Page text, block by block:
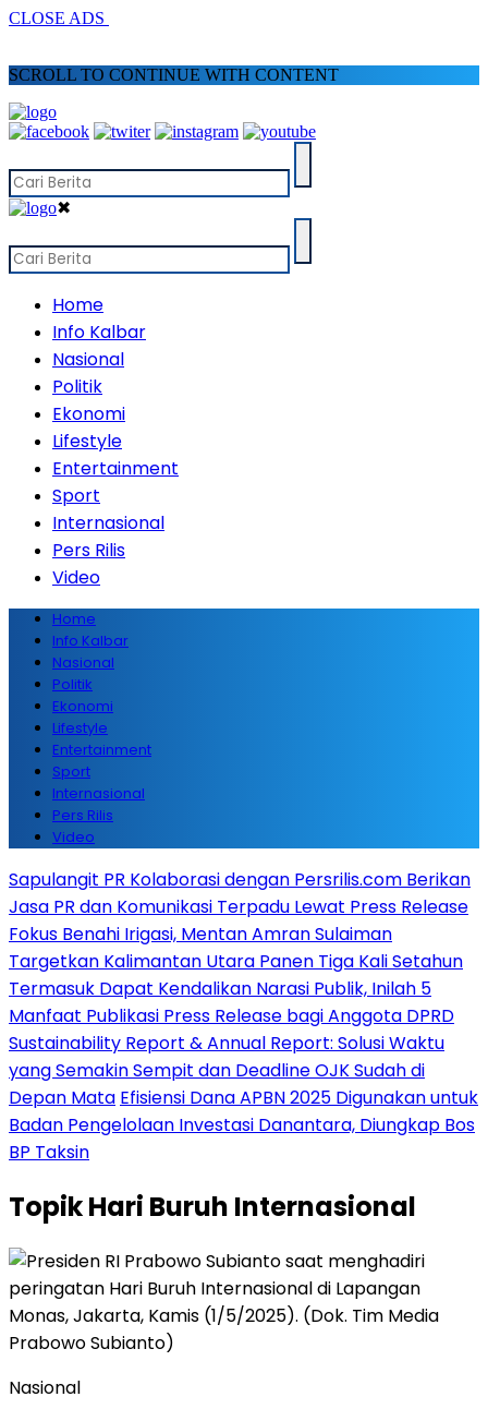
CLOSE ADS
SCROLL TO CONTINUE WITH CONTENT
✖
Home
Info Kalbar
Nasional
Politik
Ekonomi
Lifestyle
Entertainment
Sport
Internasional
Pers Rilis
Video
Home
Info Kalbar
Nasional
Politik
Ekonomi
Lifestyle
Entertainment
Sport
Internasional
Pers Rilis
Video
Sapulangit PR Kolaborasi dengan Persrilis.com Berikan
Jasa PR dan Komunikasi Terpadu Lewat Press Release
Fokus Benahi Irigasi, Mentan Amran Sulaiman
Targetkan Kalimantan Utara Panen Tiga Kali Setahun
Termasuk Dapat Kendalikan Narasi Publik, Inilah 5
Manfaat Publikasi Press Release bagi Anggota DPRD
Sustainability Report & Annual Report: Solusi Waktu
yang Semakin Sempit dan Deadline OJK Sudah di
Depan Mata Efisiensi Dana APBN 2025 Digunakan untuk
Badan Pengelolaan Investasi Danantara, Diungkap Bos
BP Taksin
TopikHari Buruh Internasional
Nasional